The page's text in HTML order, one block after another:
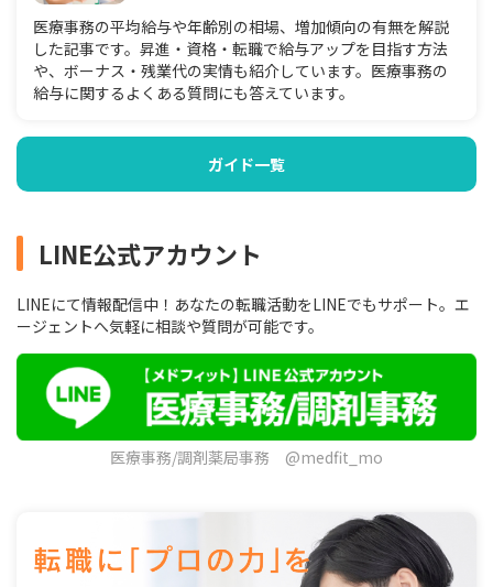
医療事務の平均給与や年齢別の相場、増加傾向の有無を解説
した記事です。昇進・資格・転職で給与アップを目指す方法
や、ボーナス・残業代の実情も紹介しています。医療事務の
給与に関するよくある質問にも答えています。
ガイド一覧
LINE公式アカウント
LINEにて情報配信中！あなたの転職活動をLINEでもサポート。エ
ージェントへ気軽に相談や質問が可能です。
医療事務/調剤薬局事務 @medfit_mo